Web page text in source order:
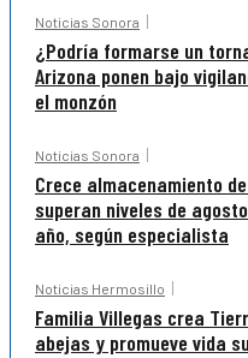
Noticias Sonora
¿Podría formarse un
Arizona ponen bajo
el monzón
Noticias Sonora
Crece almacenamiento
superan niveles de
año, según especialista
Noticias Hermosillo
Familia Villegas crea
abejas y promueve vida